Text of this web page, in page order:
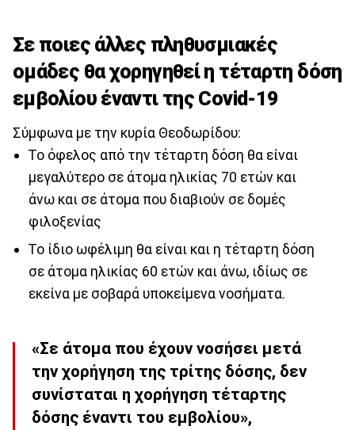
Σε ποιες άλλες πληθυσμιακές
ομάδες θα χορηγηθεί η τέταρτη δόση
εμβολίου έναντι της Covid-19
Σύμφωνα με την κυρία Θεοδωρίδου:
Το όφελος από την τέταρτη δόση θα είναι
μεγαλύτερο σε άτομα ηλικίας 70 ετών και
άνω και σε άτομα που διαβιούν σε δομές
φιλοξενίας
Το ίδιο ωφέλιμη θα είναι και η τέταρτη δόση
σε άτομα ηλικίας 60 ετών και άνω, ιδίως σε
εκείνα με σοβαρά υποκείμενα νοσήματα.
«Σε άτομα που έχουν νοσήσει μετά
την χορήγηση της τρίτης δόσης, δεν
συνίσταται η χορήγηση τέταρτης
δόσης έναντι του εμβολίου»,